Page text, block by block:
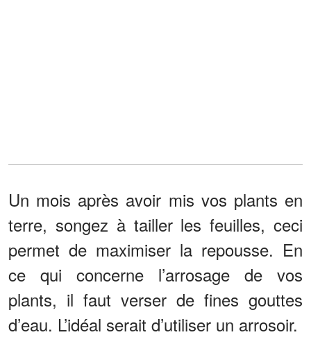
Un mois après avoir mis vos plants en
terre, songez à tailler les feuilles, ceci
permet de maximiser la repousse. En
ce qui concerne l’arrosage de vos
plants, il faut verser de fines gouttes
d’eau. L’idéal serait d’utiliser un arrosoir.